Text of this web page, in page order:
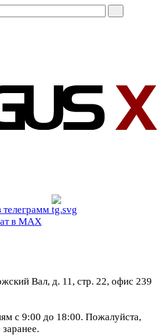
телеграмм
в МАХ
Вал, д. 11, стр. 22, офис 239
с 9:00 до 18:00. Пожалуйста,